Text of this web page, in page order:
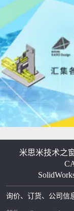
米思米技术之
询价、订货、公司信